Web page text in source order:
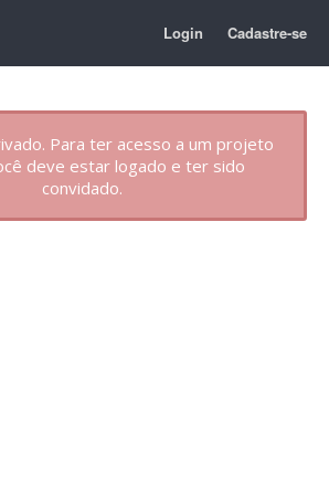
Login Cadastre-se
Para ter acesso a um projeto
deve estar logado e ter sido
convidado.